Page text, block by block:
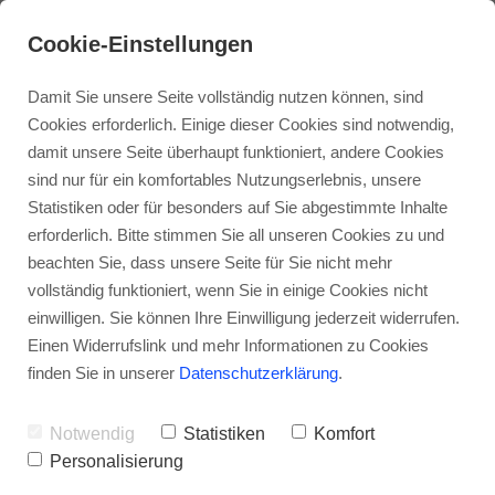
Holzhaus
Anbau
Aufstockung
Modernisierung
Hausmodernisieru
ng mit Holzbau
Freisinger –
Effizienz und
Nachhaltigkeit
Cookie-Einstellungen
Damit Sie unsere Seite vollständig nutzen können, sind
Cookies erforderlich. Einige dieser Cookies sind notwendig,
damit unsere Seite überhaupt funktioniert, andere Cookies
sind nur für ein komfortables Nutzungserlebnis, unsere
Statistiken oder für besonders auf Sie abgestimmte Inhalte
erforderlich. Bitte stimmen Sie all unseren Cookies zu und
beachten Sie, dass unsere Seite für Sie nicht mehr
vollständig funktioniert, wenn Sie in einige Cookies nicht
einwilligen. Sie können Ihre Einwilligung jederzeit widerrufen.
Einen Widerrufslink und mehr Informationen zu Cookies
finden Sie in unserer Datenschutzerklärung.
Notwendig Statistiken
Komfort
Personalisierung